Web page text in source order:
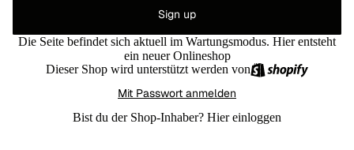
Sign up
Die Seite befindet sich aktuell im Wartungsmodus. Hier entsteht
ein neuer Onlineshop
Dieser Shop wird unterstützt werden von
Mit Passwort anmelden
Bist du der Shop-Inhaber? Hier einloggen